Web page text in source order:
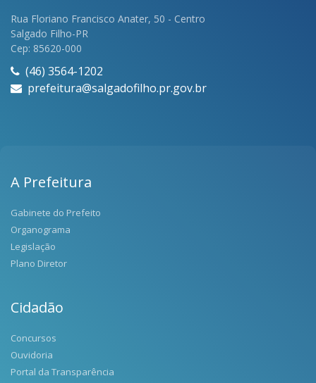
Rua Floriano Francisco Anater, 50 - Centro
Salgado Filho-PR
Cep: 85620-000
(46) 3564-1202
prefeitura@salgadofilho.pr.gov.br
A Prefeitura
Gabinete do Prefeito
Organograma
Legislação
Plano Diretor
Cidadão
Concursos
Ouvidoria
Portal da Transparência